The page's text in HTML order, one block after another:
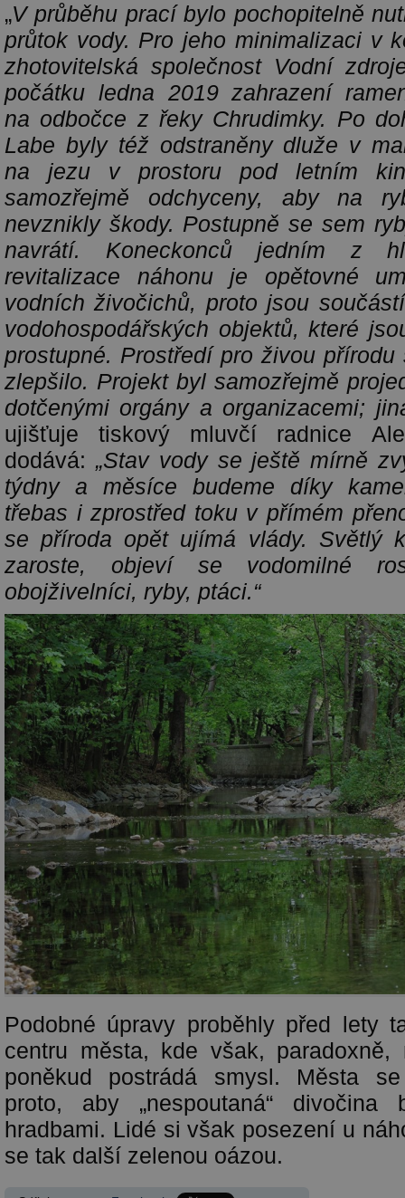
„Vprůběhu prací bylo pochopitelně
průtok vody. Pro jeho minimalizaci v
zhotovitelská společnost Vodní
počátku ledna 2019 zahrazení
na odbočce z řeky Chrudimky. Po
Labe byly též odstraněny dluže v
na jezu v prostoru pod letním
samozřejmě odchyceny, aby na
nevznikly škody. Postupně se sem
navrátí. Koneckonců jedním z
revitalizace náhonu je opětovné
vodních živočichů, proto jsou
vodohospodářských objektů, které
prostupné. Prostředí pro živou
zlepšilo. Projekt byl samozřejmě
dotčenými orgány a organizacemi;
ujišťuje tiskový mluvčí radnice
dodává: „Stav vody se ještě mírně
týdny a měsíce budeme díky
třebas i zprostřed toku v přímém
se příroda opět ujímá vlády. Světlý
zaroste, objeví se vodomilné
obojživelníci, ryby, ptáci.“
Podobné úpravy proběhly před lety
centru města, kde však, paradoxně,
poněkud postrádá smysl. Města
proto, aby „nespoutaná“
hradbami. Lidé si však posezení u
se tak další zelenou oázou.